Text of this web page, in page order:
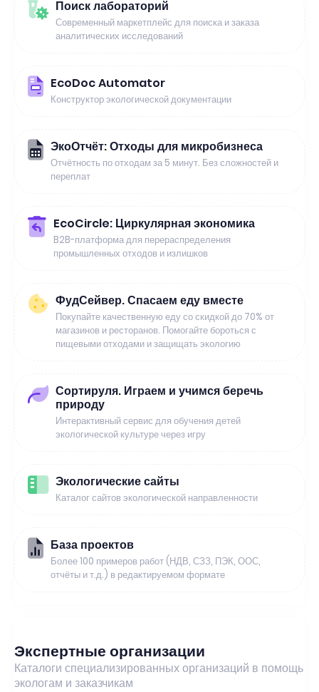
Поиск лабораторий
Современный маркетплейс для поиска и заказа
аналитических исследований
EcoDoc Automator
Конструктор экологической документации
ЭкоОтчёт: Отходы для микробизнеса
Отчётность по отходам за 5 минут. Без сложностей и
переплат
EcoCircle: Циркулярная экономика
B2B-платформа для перераспределения
промышленных отходов и излишков
ФудСейвер. Спасаем еду вместе
Покупайте качественную еду со скидкой до 70% от
магазинов и ресторанов. Помогайте бороться с
пищевыми отходами и защищать экологию
Сортируля. Играем и учимся беречь
природу
Интерактивный сервис для обучения детей
экологической культуре через игру
Экологические сайты
Каталог сайтов экологической направленности
База проектов
Более 100 примеров работ (НДВ, СЗЗ, ПЭК, ООС,
отчёты и т.д.) в редактируемом формате
Экспертные организации
Каталоги специализированных организаций в помощь
экологам и заказчикам